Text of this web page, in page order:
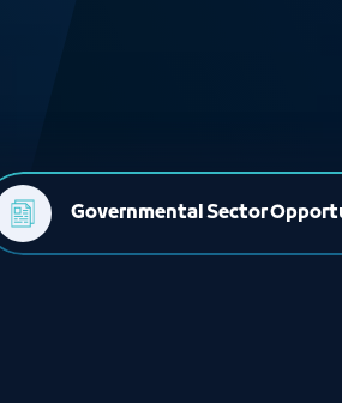
Governmental Sector